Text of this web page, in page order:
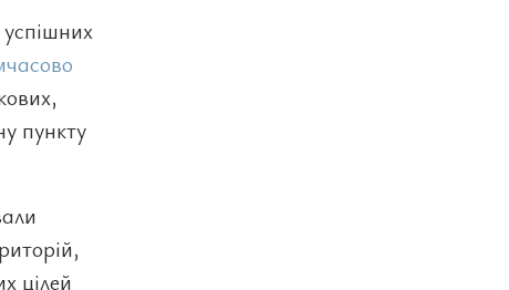
пункту
цілей